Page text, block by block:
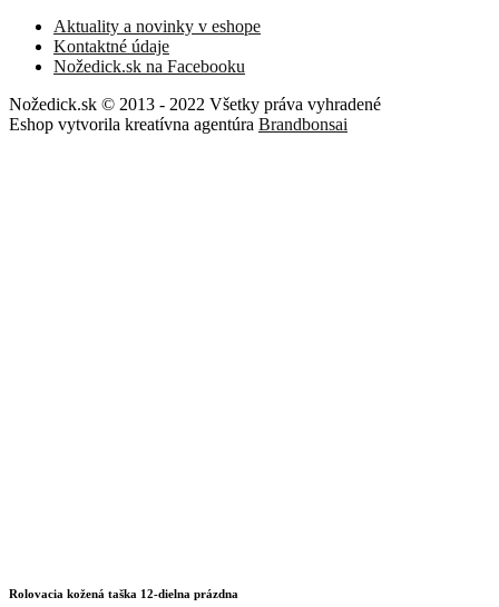
Aktuality a novinky v eshope
Kontaktné údaje
Nožedick.sk na Facebooku
Nožedick.sk © 2013 - 2022 Všetky práva vyhradené
Eshop vytvorila kreatívna agentúra Brandbonsai
Rolovacia kožená taška 12-dielna prázdna